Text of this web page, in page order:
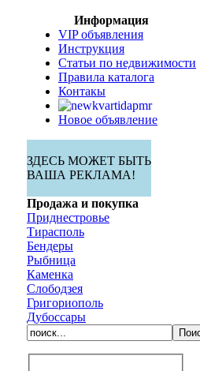
Информация
VIP объявления
Инструкция
Статьи по недвижимости
Правила каталога
Контакы
Новое объявление
ЗДЕСЬ МОЖЕТ БЫТЬ
ВАША РЕКЛАМА!
Продажа и покупка
Приднестровье
Тирасполь
Бендеры
Рыбница
Каменка
Слободзея
Григориополь
Дубоссары